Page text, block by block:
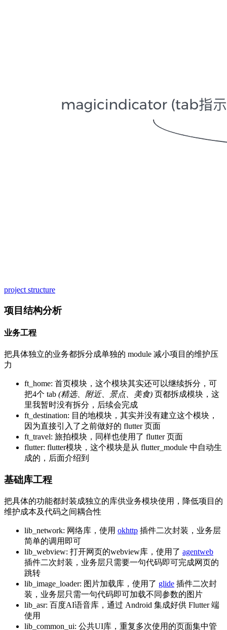
project structure
项目结构分析
业务工程
把具体独立的业务都拆分成单独的 module 减小项目的维护压
力
ft_home: 首页模块，这个模块其实还可以继续拆分，可
把4个 tab (精选、附近、景点、美食) 页都拆成模块，这
里我暂时没有拆分，后续会完成
ft_destination: 目的地模块，其实并没有建立这个模块，
因为直接引入了之前做好的 flutter 页面
ft_travel: 旅拍模块，同样也使用了 flutter 页面
flutter: flutter模块，这个模块是从 flutter_module 中自动生
成的，后面介绍到
基础库工程
把具体的功能都封装成独立的库供业务模块使用，降低项目的
维护成本及代码之间耦合性
lib_network: 网络库，使用 okhttp 插件二次封装，业务层
简单的调用即可
lib_webview: 打开网页的webview库，使用了 agentweb
插件二次封装，业务层只需要一句代码即可完成网页的
跳转
lib_image_loader: 图片加载库，使用了 glide 插件二次封
装，业务层只需一句代码即可加载不同参数的图片
lib_asr: 百度AI语音库，通过 Android 集成好供 Flutter 端
使用
lib_common_ui: 公共UI库，重复多次使用的页面集中管